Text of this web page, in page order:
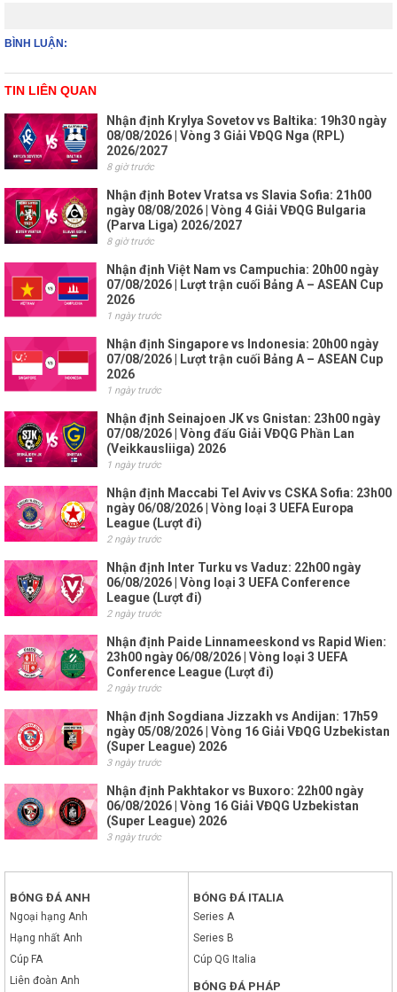
BÌNH LUẬN:
TIN LIÊN QUAN
Nhận định Krylya Sovetov vs Baltika: 19h30 ngày
08/08/2026 | Vòng 3 Giải VĐQG Nga (RPL)
2026/2027
8 giờ trước
Nhận định Botev Vratsa vs Slavia Sofia: 21h00
ngày 08/08/2026 | Vòng 4 Giải VĐQG Bulgaria
(Parva Liga) 2026/2027
8 giờ trước
Nhận định Việt Nam vs Campuchia: 20h00 ngày
07/08/2026 | Lượt trận cuối Bảng A – ASEAN Cup
2026
1 ngày trước
Nhận định Singapore vs Indonesia: 20h00 ngày
07/08/2026 | Lượt trận cuối Bảng A – ASEAN Cup
2026
1 ngày trước
Nhận định Seinajoen JK vs Gnistan: 23h00 ngày
07/08/2026 | Vòng đấu Giải VĐQG Phần Lan
(Veikkausliiga) 2026
1 ngày trước
Nhận định Maccabi Tel Aviv vs CSKA Sofia: 23h00
ngày 06/08/2026 | Vòng loại 3 UEFA Europa
League (Lượt đi)
2 ngày trước
Nhận định Inter Turku vs Vaduz: 22h00 ngày
06/08/2026 | Vòng loại 3 UEFA Conference
League (Lượt đi)
2 ngày trước
Nhận định Paide Linnameeskond vs Rapid Wien:
23h00 ngày 06/08/2026 | Vòng loại 3 UEFA
Conference League (Lượt đi)
2 ngày trước
Nhận định Sogdiana Jizzakh vs Andijan: 17h59
ngày 05/08/2026 | Vòng 16 Giải VĐQG Uzbekistan
(Super League) 2026
3 ngày trước
Nhận định Pakhtakor vs Buxoro: 22h00 ngày
06/08/2026 | Vòng 16 Giải VĐQG Uzbekistan
(Super League) 2026
3 ngày trước
BÓNG ĐÁ ANH
Ngoại hạng Anh
Hạng nhất Anh
Cúp FA
Liên đoàn Anh
BÓNG ĐÁ ITALIA
Series A
Series B
Cúp QG Italia
BÓNG ĐÁ PHÁP